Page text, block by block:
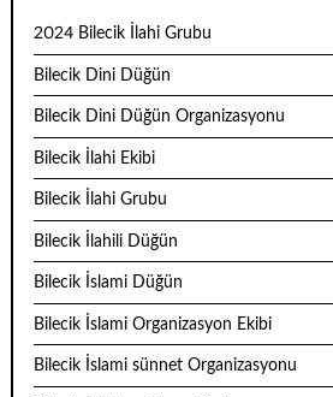
2024 Bilecik İlahi Grubu
Bilecik Dini Düğün
Bilecik Dini Düğün Organizasyonu
Bilecik İlahi Ekibi
Bilecik İlahi Grubu
Bilecik İlahili Düğün
Bilecik İslami Düğün
Bilecik İslami Organizasyon Ekibi
Bilecik İslami sünnet Organizasyonu